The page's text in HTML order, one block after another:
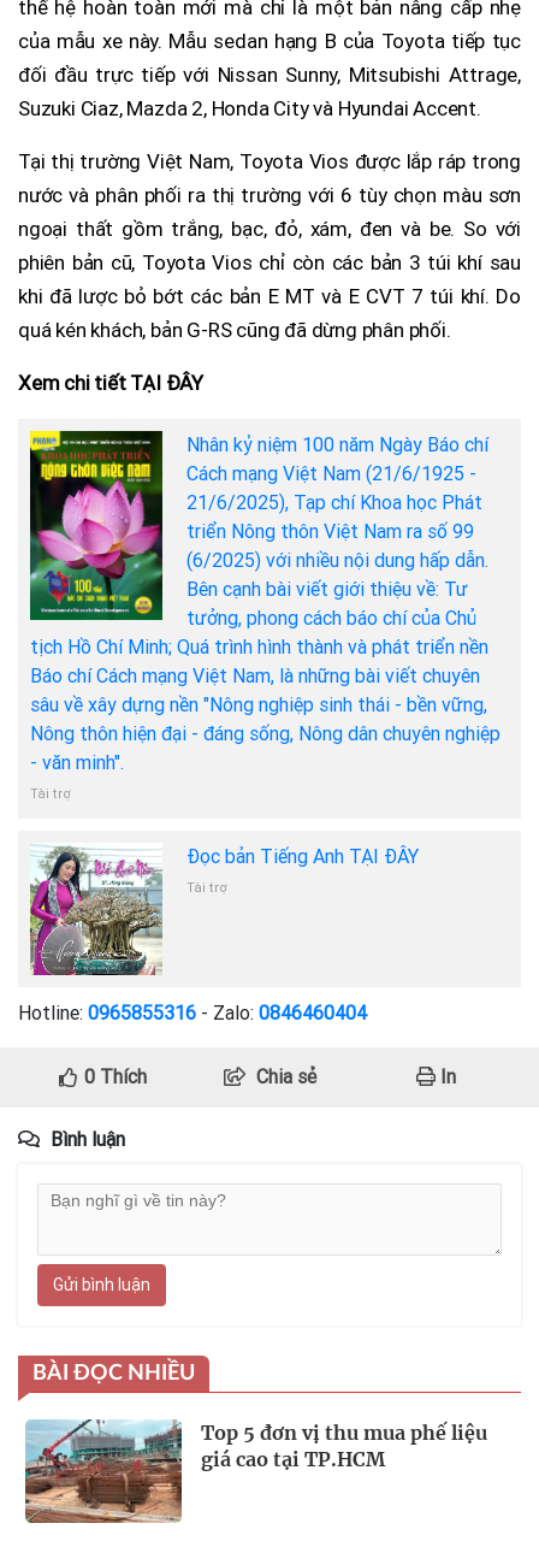
thế hệ hoàn toàn mới mà chỉ là một bản nâng cấp nhẹ
của mẫu xe này. Mẫu sedan hạng B của Toyota tiếp tục
đối đầu trực tiếp với Nissan Sunny, Mitsubishi Attrage,
Suzuki Ciaz, Mazda 2, Honda City và Hyundai Accent.
Tại thị trường Việt Nam, Toyota Vios được lắp ráp trong
nước và phân phối ra thị trường với 6 tùy chọn màu sơn
ngoại thất gồm trắng, bạc, đỏ, xám, đen và be. So với
phiên bản cũ, Toyota Vios chỉ còn các bản 3 túi khí sau
khi đã lược bỏ bớt các bản E MT và E CVT 7 túi khí. Do
quá kén khách, bản G-RS cũng đã dừng phân phối.
Xem chi tiết TẠI ĐÂY
Nhân kỷ niệm 100 năm Ngày Báo chí
Cách mạng Việt Nam (21/6/1925 -
21/6/2025), Tạp chí Khoa học Phát
triển Nông thôn Việt Nam ra số 99
(6/2025) với nhiều nội dung hấp dẫn.
Bên cạnh bài viết giới thiệu về: Tư
tưởng, phong cách báo chí của Chủ
tịch Hồ Chí Minh; Quá trình hình thành và phát triển nền
Báo chí Cách mạng Việt Nam, là những bài viết chuyên
sâu về xây dựng nền "Nông nghiệp sinh thái - bền vững,
Nông thôn hiện đại - đáng sống, Nông dân chuyên nghiệp
- văn minh".
Tài trợ
Đọc bản Tiếng Anh TẠI ĐÂY
Tài trợ
Hotline: 0965855316 - Zalo: 0846460404
0Thích Chia sẻ In
Bình luận
Gửi bình luận
BÀI ĐỌC NHIỀU
Top 5 đơn vị thu mua phế liệu
giá cao tại TP.HCM